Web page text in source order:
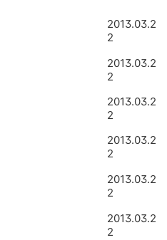
2013.03.2
2
2013.03.2
2
2013.03.2
2
2013.03.2
2
2013.03.2
2
2013.03.2
2